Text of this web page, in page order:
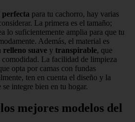
perfecta para tu cachorro, hay varias
La primera es el tamaño;
lo suficientemente amplia para que tu
Además, el material es
relleno suave y transpirable, que
La facilidad de limpieza
opta por camas con fundas
ten en cuenta el diseño y la
se integre bien en tu hogar.
mejores modelos del